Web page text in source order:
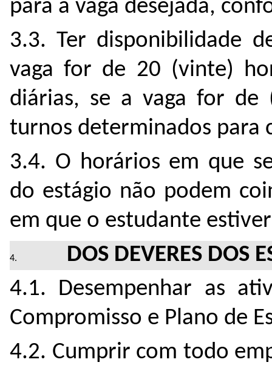
para a vaga desejada,
3.3. Ter disponibilidade
vaga for de 20 (vinte)
diárias, se a vaga for de
turnos determinados para
3.4. O horários em que
do estágio não podem
em que o estudante
DOS DEVERES DOS
4.1. Desempenhar as
Compromisso e Plano de
4.2. Cumprir com todo